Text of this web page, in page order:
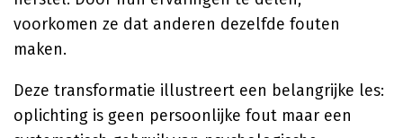
voorkomen ze dat anderen dezelfde fouten
maken.
Deze transformatie illustreert een belangrijke les:
oplichting is geen persoonlijke fout maar een